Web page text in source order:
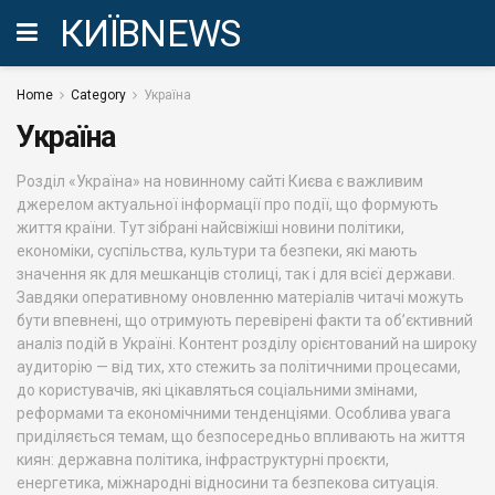
КИЇВNEWS
Home Category Україна
Україна
Розділ «Україна» на новинному сайті Києва є важливим
джерелом актуальної інформації про події, що формують
життя країни. Тут зібрані найсвіжіші новини політики,
економіки, суспільства, культури та безпеки, які мають
значення як для мешканців столиці, так і для всієї держави.
Завдяки оперативному оновленню матеріалів читачі можуть
бути впевнені, що отримують перевірені факти та об’єктивний
аналіз подій в Україні. Контент розділу орієнтований на широку
аудиторію — від тих, хто стежить за політичними процесами,
до користувачів, які цікавляться соціальними змінами,
реформами та економічними тенденціями. Особлива увага
приділяється темам, що безпосередньо впливають на життя
киян: державна політика, інфраструктурні проєкти,
енергетика, міжнародні відносини та безпекова ситуація.